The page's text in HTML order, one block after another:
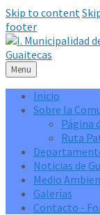
Skip to content
footer
Menu
Inicio
Sobre la
Página
Ruta
Noticias de
Medio
Galerías
Contacto -